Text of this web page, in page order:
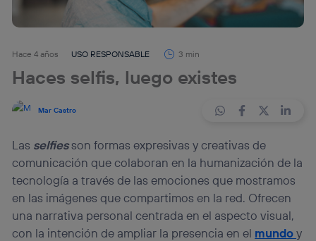
Hace 4 años USO RESPONSABLE 3 min
Haces selfis, luego existes
Mar Castro
Las selfiesson formas expresivas y creativas de
comunicación que colaboran en la humanización de la
tecnología a través de las emociones que mostramos
en las imágenes que compartimos en la red. Ofrecen
una narrativa personal centrada en el aspecto visual,
con la intención de ampliar la presencia en el mundoy